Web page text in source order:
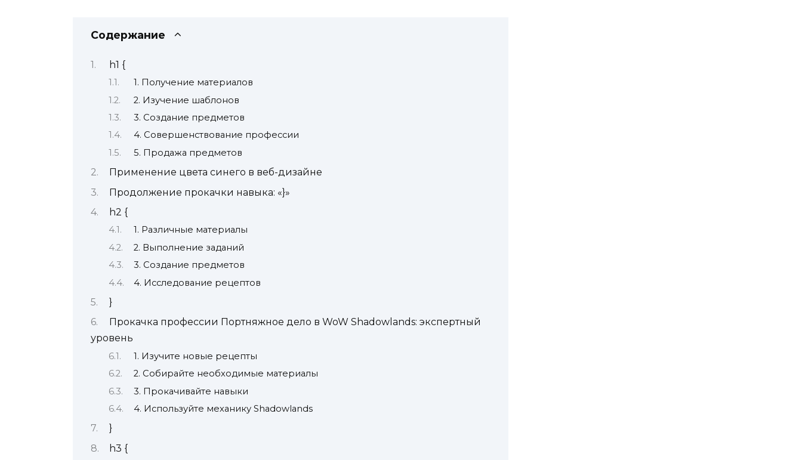
Содержание
h1 {
1. Получение материалов
2. Изучение шаблонов
3. Создание предметов
4. Совершенствование профессии
5. Продажа предметов
Применение цвета синего в веб-дизайне
Продолжение прокачки навыка: «}»
h2 {
1. Различные материалы
2. Выполнение заданий
3. Создание предметов
4. Исследование рецептов
}
Прокачка профессии Портняжное дело в WoW Shadowlands: экспертный
уровень
1. Изучите новые рецепты
2. Собирайте необходимые материалы
3. Прокачивайте навыки
4. Используйте механику Shadowlands
}
h3 {